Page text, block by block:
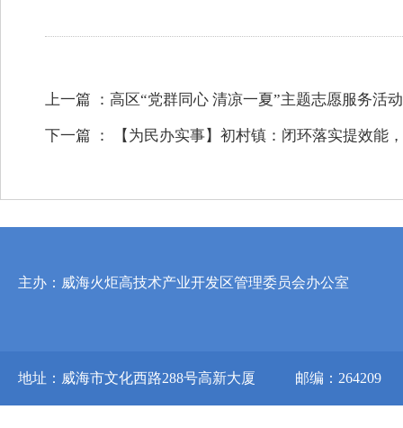
上一篇 ： 高区“党群同心 清凉一夏”主题志愿服务活
下一篇 ： 【为民办实事】初村镇：闭环落实提效能
主办：威海火炬高技术产业开发区管理委员会办公室
地址：威海市文化西路288号高新大厦 邮编：264209